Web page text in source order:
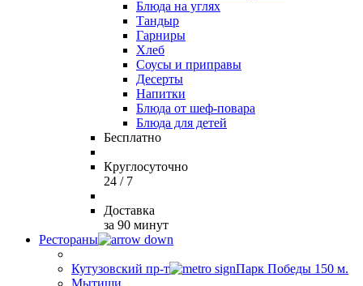
Блюда на углях
Тандыр
Гарниры
Хлеб
Соусы и приправы
Десерты
Напитки
Блюда от шеф-повара
Блюда для детей
Бесплатно
Круглосуточно
24 / 7
Доставка
за 90 минут
Рестораны
Кутузовский пр-т
Парк Победы 150 м.
Мытищи